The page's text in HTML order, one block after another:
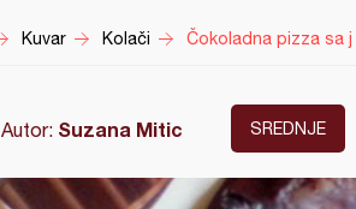
Kuvar Kolači Čokoladna pizza sa j
Autor: Suzana Mitic SREDNJE